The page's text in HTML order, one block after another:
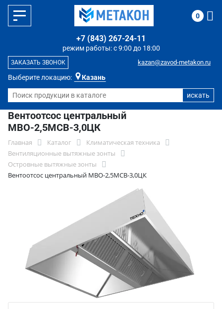
Выберите локацию: Казань
режим работы: с 9:00 до 18:00
+7 (843) 267-24-11
kazan@zavod-metakon.ru
ЗАКАЗАТЬ ЗВОНОК
0
Вентоотсос центральный
МВО-2,5МСВ-3,0ЦК
Главная Каталог
Климатическая техника
Вентиляционные вытяжные зонты
Островные вытяжные зонты
Вентоотсос центральный МВО-2,5МСВ-3,0ЦК